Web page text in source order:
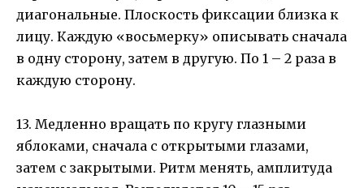
диагональные. Плоскость фиксации близка к
лицу. Каждую «восьмерку» описывать сначала
в одну сторону, затем в другую. По 1 – 2 раза в
каждую сторону.
13. Медленно вращать по кругу глазными
яблоками, сначала с открытыми глазами,
затем с закрытыми. Ритм менять, амплитуда